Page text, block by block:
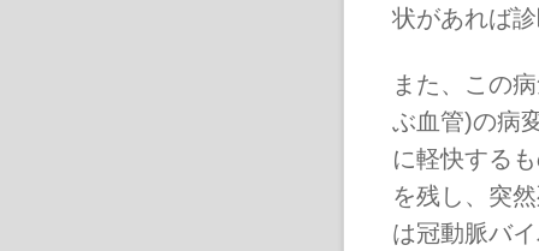
状があれば
また、この
ぶ血管)の病
に軽快する
を残し、突
は冠動脈バ